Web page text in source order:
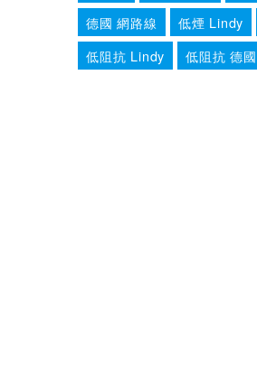
德國 網路線
低煙 Lindy
低阻抗 Lindy
低阻抗 德國